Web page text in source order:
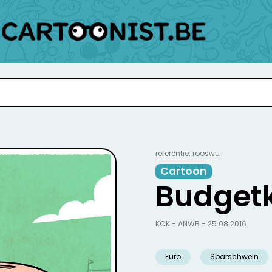
referentie: rooswu
Cartoon
Euro Sparschwein
KCK - ANWB - 25.08.2016